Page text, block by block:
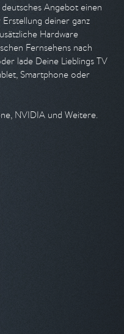
deutsches Angebot einen
deiner ganz
Hardware
Fernsehens nach
lade Deine Lieblings TV
Smartphone oder
NVIDIA und Weitere.